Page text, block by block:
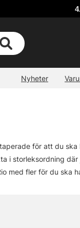
Nyheter
för att du
i storleksordning
med fler för du ska